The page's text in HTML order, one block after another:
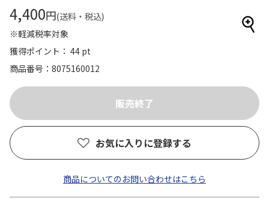
4,400円(送料・税込)
※軽減税率対象
獲得ポイント： 44 pt
商品番号
8075160012
お気に入りに登録する
商品についてのお問い合わせはこちら